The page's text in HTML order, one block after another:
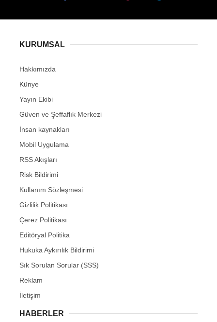
KURUMSAL
Hakkımızda
Künye
Yayın Ekibi
Güven ve Şeffaflık Merkezi
İnsan kaynakları
Mobil Uygulama
RSS Akışları
Risk Bildirimi
Kullanım Sözleşmesi
Gizlilik Politikası
Çerez Politikası
Editöryal Politika
Hukuka Aykırılık Bildirimi
Sık Sorulan Sorular (SSS)
Reklam
İletişim
HABERLER